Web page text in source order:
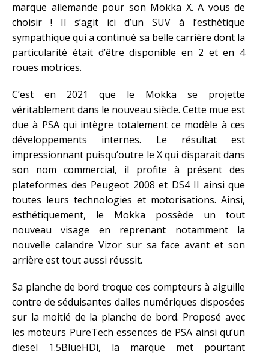
marque allemande pour son Mokka X. A vous de
choisir ! Il s’agit ici d’un SUV à l’esthétique
sympathique qui a continué sa belle carrière dont la
particularité était d’être disponible en 2 et en 4
roues motrices.
C’est en 2021 que le Mokka se projette
véritablement dans le nouveau siècle. Cette mue est
due à PSA qui intègre totalement ce modèle à ces
développements internes. Le résultat est
impressionnant puisqu’outre le X qui disparait dans
son nom commercial, il profite à présent des
plateformes des Peugeot 2008 et DS4 II ainsi que
toutes leurs technologies et motorisations. Ainsi,
esthétiquement, le Mokka possède un tout
nouveau visage en reprenant notamment la
nouvelle calandre Vizor sur sa face avant et son
arrière est tout aussi réussit.
Sa planche de bord troque ces compteurs à aiguille
contre de séduisantes dalles numériques disposées
sur la moitié de la planche de bord. Proposé avec
les moteurs PureTech essences de PSA ainsi qu’un
diesel 1.5BlueHDi, la marque met pourtant